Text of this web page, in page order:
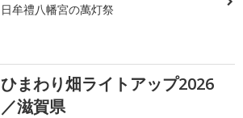
日牟禮八幡宮の萬灯祭
ひまわり畑ライトアップ2026
／滋賀県